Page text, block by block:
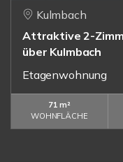
Kulmbach
Attraktive 2-
über Kulmbach
Etagenwohnung
71 m²
WOHNFLÄCHE